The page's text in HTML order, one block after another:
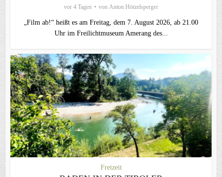
vor 4 Tagen von Anton Hötzelsperger
„Film ab!“ heißt es am Freitag, dem 7. August 2026, ab 21.00
Uhr im Freilichtmuseum Amerang des...
Freizeit